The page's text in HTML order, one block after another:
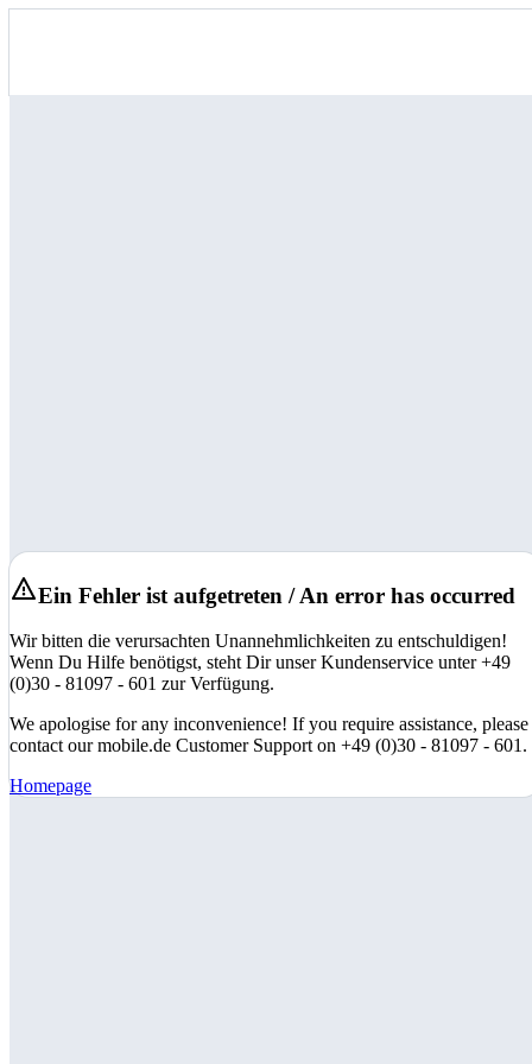
Ein Fehler ist aufgetreten / An error has occurred
Wir bitten die verursachten Unannehmlichkeiten zu entschuldigen!
Wenn Du Hilfe benötigst, steht Dir unser Kundenservice unter +49
(0)30 - 81097 - 601 zur Verfügung.
We apologise for any inconvenience! If you require assistance, please
contact our mobile.de Customer Support on +49 (0)30 - 81097 - 601.
Homepage